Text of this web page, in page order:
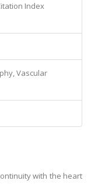
Index
Vascular
with the heart